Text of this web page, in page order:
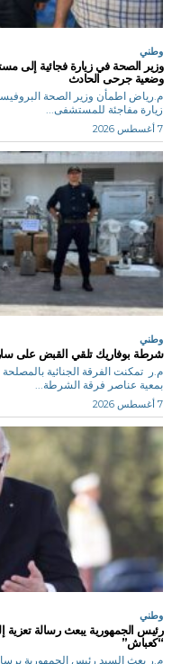
وطني
وزير الصحة في زيارة فجائية
وضعية جرحى الحادث
م.رياض اطمأن وزير الصحة
زيارة مفاجئة للمستشفى...
7 أغسطس 2026
وطني
شرطة بوفاريك تلقي القبض على
م.ر تمكنت الفرقة الجنائية
بمعية عناصر فرقة الشرطة...
7 أغسطس 2026
وطني
رئيس الجمهورية يبعث رسالة تعزية
“كعباش”
م.ر بعث السيد رئيس الجمهورية